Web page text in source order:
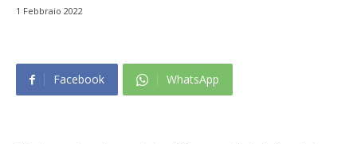
1 Febbraio 2022
Facebook WhatsApp